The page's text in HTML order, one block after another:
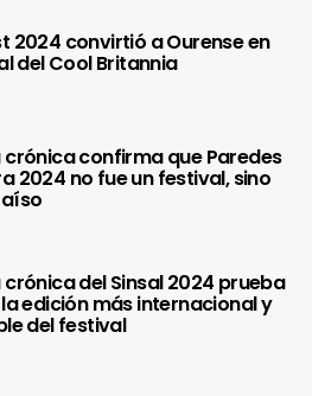
2024 convirtió a Ourense en
del Cool Britannia
crónica confirma que Paredes
2024 no fue un festival, sino
crónica del Sinsal 2024 prueba
edición más internacional y
del festival